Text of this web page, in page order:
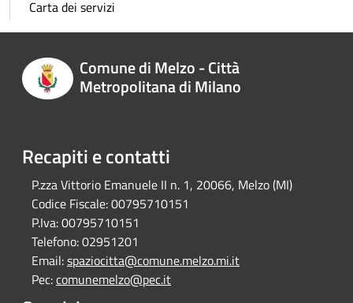
Carta dei servizi
Comune di Melzo - Città
Metropolitana di Milano
Recapiti e contatti
P.zza Vittorio Emanuele II n. 1, 20066, Melzo (MI)
Codice Fiscale:00795710151
P.Iva:00795710151
Telefono:02951201
Email:spaziocitta@comune.melzo.mi.it
Pec:comunemelzo@pec.it